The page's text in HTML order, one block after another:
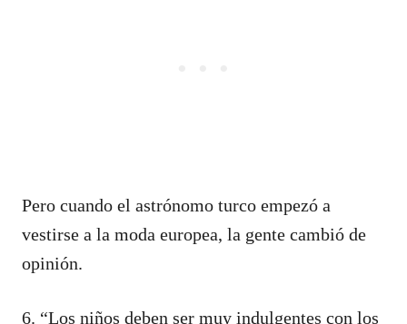
Pero cuando el astrónomo turco empezó a
vestirse a la moda europea, la gente cambió de
opinión.
6. “Los niños deben ser muy indulgentes con los